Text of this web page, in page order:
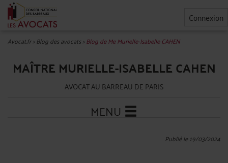
Connexion
Avocat.fr>Blog des avocats>Blog de Me Murielle-Isabelle CAHEN
MAÎTRE MURIELLE-ISABELLE CAHEN
AVOCAT AU BARREAU DE PARIS
MENU
Publié le 19/03/2024